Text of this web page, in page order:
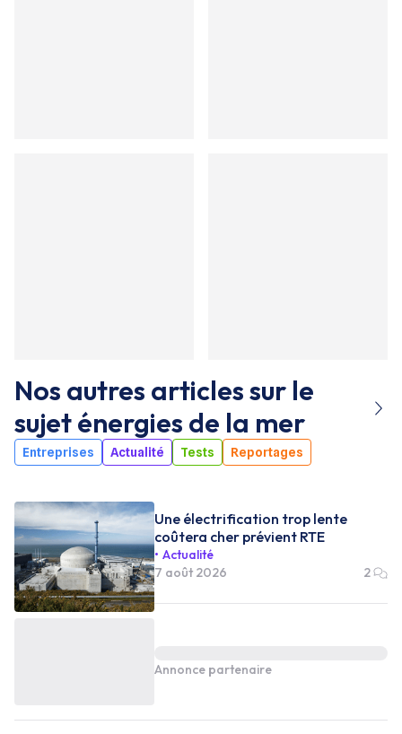
Nos autres articles sur le
sujeténergies de la mer
Entreprises Actualité Tests Reportages
Une électrification trop lente
coûtera cher prévient RTE
Actualité
7 août 2026
2
Annonce partenaire